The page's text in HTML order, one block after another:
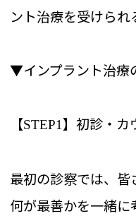
ント治療を受けられ
▼インプラント治療
【STEP1 】初診・カ
最初の診察では、皆
何が最善かを一緒